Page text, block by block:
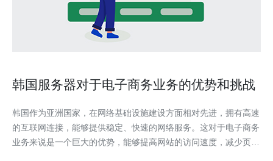
韩国服务器对于电子商务业务的优势和挑战
韩国作为亚洲国家，在网络基础设施建设方面相对先进，拥有高速
的互联网连接，能够提供稳定、快速的网络服务。这对于电子商务
业务来说是一个巨大的优势，能够提高网站的访问速度，减少页面